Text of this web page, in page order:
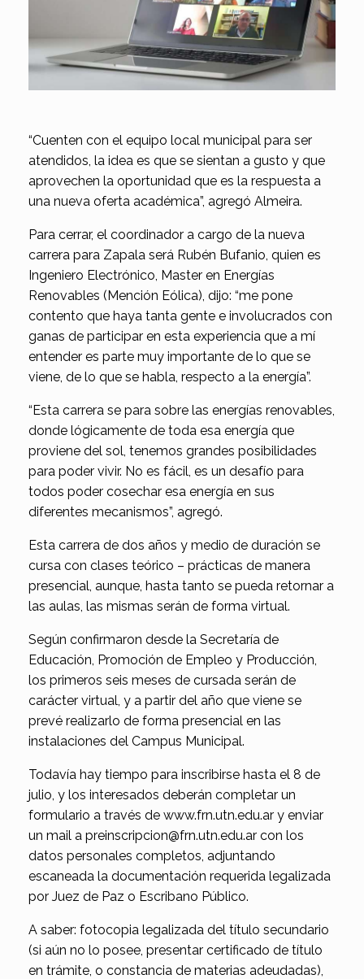
“Cuenten con el equipo local municipal para ser
atendidos, la idea es que se sientan a gusto y que
aprovechen la oportunidad que es la respuesta a
una nueva oferta académica”, agregó Almeira.
Para cerrar, el coordinador a cargo de la nueva
carrera para Zapala será Rubén Bufanio, quien es
Ingeniero Electrónico, Master en Energías
Renovables (Mención Eólica), dijo: “me pone
contento que haya tanta gente e involucrados con
ganas de participar en esta experiencia que a mí
entender es parte muy importante de lo que se
viene, de lo que se habla, respecto a la energía”.
“Esta carrera se para sobre las energías renovables,
donde lógicamente de toda esa energía que
proviene del sol, tenemos grandes posibilidades
para poder vivir. No es fácil, es un desafío para
todos poder cosechar esa energía en sus
diferentes mecanismos”, agregó.
Esta carrera de dos años y medio de duración se
cursa con clases teórico – prácticas de manera
presencial, aunque, hasta tanto se pueda retornar a
las aulas, las mismas serán de forma virtual.
Según confirmaron desde la Secretaría de
Educación, Promoción de Empleo y Producción,
los primeros seis meses de cursada serán de
carácter virtual, y a partir del año que viene se
prevé realizarlo de forma presencial en las
instalaciones del Campus Municipal.
Todavía hay tiempo para inscribirse hasta el 8 de
julio, y los interesados deberán completar un
formulario a través de www.frn.utn.edu.ar y enviar
un mail a preinscripcion@frn.utn.edu.ar con los
datos personales completos, adjuntando
escaneada la documentación requerida legalizada
por Juez de Paz o Escribano Público.
A saber: fotocopia legalizada del título secundario
(si aún no lo posee, presentar certificado de título
en trámite, o constancia de materias adeudadas),